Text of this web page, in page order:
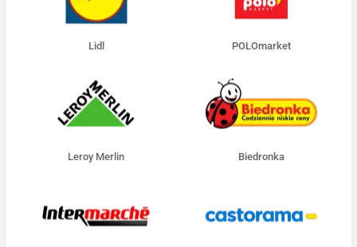
Lidl POLOmarket
Leroy Merlin Biedronka